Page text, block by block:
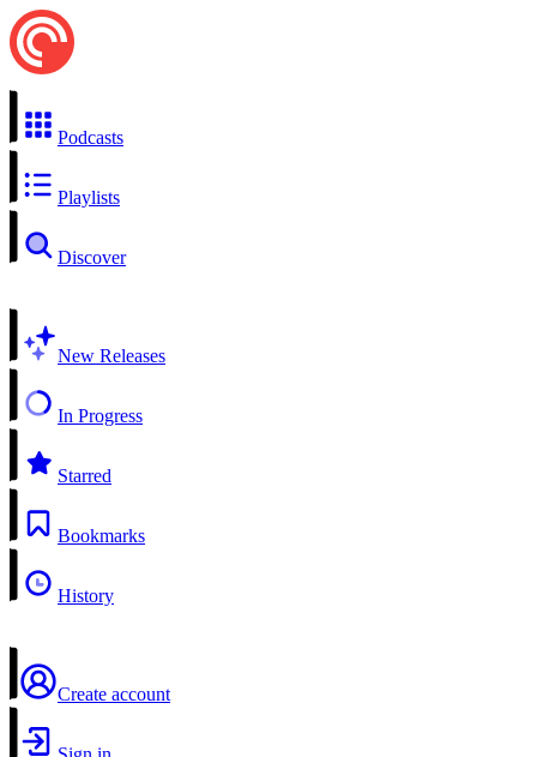
Podcasts
Playlists
Discover
New Releases
In Progress
Starred
Bookmarks
History
Create account